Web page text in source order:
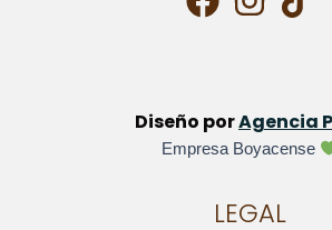
Diseño porAgencia
Empresa Boyacense
LEGAL